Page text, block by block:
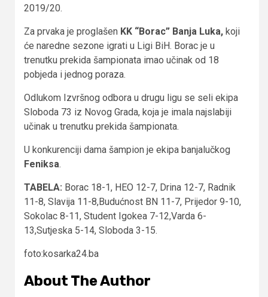
2019/20.
Za prvaka je proglašen KK “Borac” Banja Luka, koji
će naredne sezone igrati u Ligi BiH. Borac je u
trenutku prekida šampionata imao učinak od 18
pobjeda i jednog poraza.
Odlukom Izvršnog odbora u drugu ligu se seli ekipa
Sloboda 73 iz Novog Grada, koja je imala najslabiji
učinak u trenutku prekida šampionata.
U konkurenciji dama šampion je ekipa banjalučkog
Feniksa.
TABELA: Borac 18-1, HEO 12-7, Drina 12-7, Radnik
11-8, Slavija 11-8,Budućnost BN 11-7, Prijedor 9-10,
Sokolac 8-11, Student Igokea 7-12,Varda 6-
13,Sutjeska 5-14, Sloboda 3-15.
foto:kosarka24.ba
About The Author